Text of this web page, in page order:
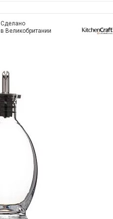
Сделано
в Великобритании